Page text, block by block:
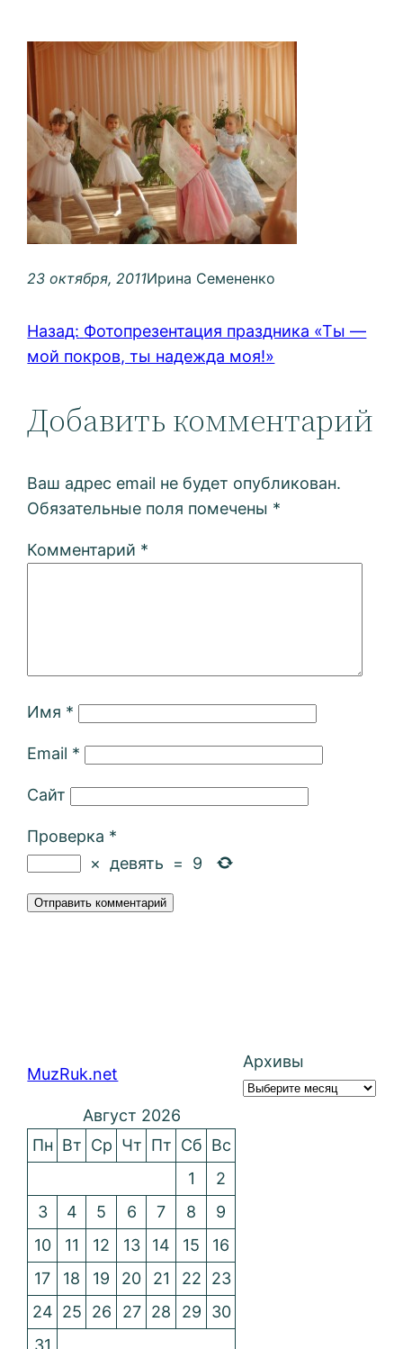
23 октября, 2011Ирина Семененко
Назад: Фотопрезентация праздника «Ты —
мой покров, ты надежда моя!»
Добавить комментарий
Ваш адрес email не будет опубликован.
Обязательные поля помечены *
Комментарий *
Имя *
Email *
Сайт
Проверка *
× девять = 9
MuzRuk.net
Архивы
Август 2026
Пн Вт Ср Чт Пт Сб Вс
1
2
3
4 5 6 7 8
9
10
11 12 13 14 15
16
17
18 19 20 21 22
23
24 25 26 27 28 29
30